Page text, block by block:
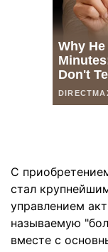
С
стал
управлением
называемую
вместе с